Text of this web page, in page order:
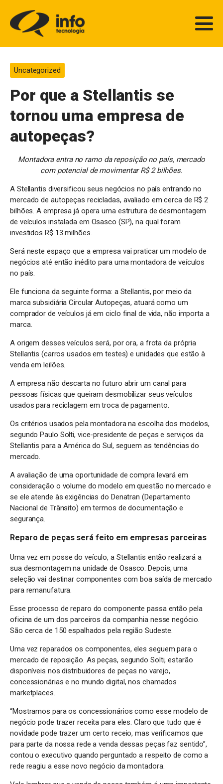
Uncategorized
Por que a Stellantis se
tornou uma empresa de
autopeças?
Montadora entra no ramo da reposição no país, mercado
com potencial de movimentar R$ 2 bilhões.
A Stellantis diversificou seus negócios no país entrando no
mercado de autopeças recicladas, avaliado em cerca de R$ 2
bilhões. A empresa já opera uma estrutura de desmontagem
de veículos instalada em Osasco (SP), na qual foram
investidos R$ 13 milhões.
Será neste espaço que a empresa vai praticar um modelo de
negócios até então inédito para uma montadora de veículos
no país.
Ele funciona da seguinte forma: a Stellantis, por meio da
marca subsidiária Circular Autopeças, atuará como um
comprador de veículos já em ciclo final de vida, não importa a
marca.
A origem desses veículos será, por ora, a frota da própria
Stellantis (carros usados em testes) e unidades que estão à
venda em leilões.
A empresa não descarta no futuro abrir um canal para
pessoas físicas que queiram desmobilizar seus veículos
usados para reciclagem em troca de pagamento.
Os critérios usados pela montadora na escolha dos modelos,
segundo Paulo Solti, vice-presidente de peças e serviços da
Stellantis para a América do Sul, seguem as tendências do
mercado.
A avaliação de uma oportunidade de compra levará em
consideração o volume do modelo em questão no mercado e
se ele atende às exigências do Denatran (Departamento
Nacional de Trânsito) em termos de documentação e
segurança.
Reparo de peças será feito em empresas parceiras
Uma vez em posse do veículo, a Stellantis então realizará a
sua desmontagem na unidade de Osasco. Depois, uma
seleção vai destinar componentes com boa saída de mercado
para remanufatura.
Esse processo de reparo do componente passa então pela
oficina de um dos parceiros da companhia nesse negócio.
São cerca de 150 espalhados pela região Sudeste.
Uma vez reparados os componentes, eles seguem para o
mercado de reposição. As peças, segundo Solti, estarão
disponíveis nos distribuidores de peças no varejo,
concessionárias e no mundo digital, nos chamados
marketplaces.
“Mostramos para os concessionários como esse modelo de
negócio pode trazer receita para eles. Claro que tudo que é
novidade pode trazer um certo receio, mas verificamos que
para parte da nossa rede a venda dessas peças faz sentido”,
contou o executivo quando perguntado a respeito de como a
rede reagiu a esse novo negócio da montadora.